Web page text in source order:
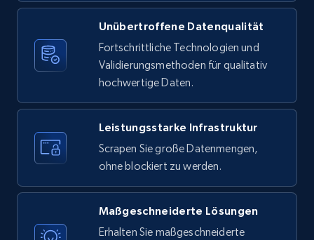
1.9K+ 322+ Gratis testen
Etsy - Collect data on products using
Reviews count shop, Reviews count item, Initial
price, and more.
1.9K+ 322+ Gratis testen
Unübertroffene Datenqualität
Fortschrittliche Technologien und
Validierungsmethoden für qualitativ
hochwertige Daten.
Leistungsstarke Infrastruktur
Scrapen Sie große Datenmengen,
ohne blockiert zu werden.
Maßgeschneiderte Lösungen
Erhalten Sie maßgeschneiderte